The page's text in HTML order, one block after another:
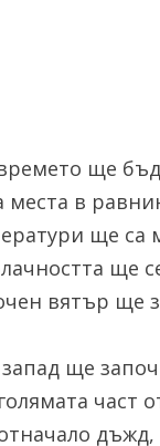
ще
в
ще са
ще
вятър ще
ще
част